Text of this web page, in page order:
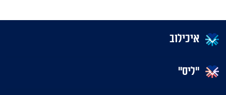
איכילוב
"ליס"